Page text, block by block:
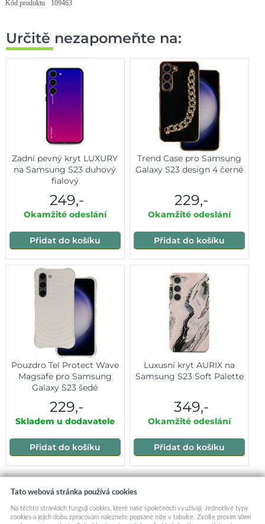
Kód produktu 109463
Určitě nezapomeňte na:
Zadní pevný kryt LUXURY
na Samsung S23 duhový
fialový
249,-
Okamžité odeslání
Přidat do košíku
Trend Case pro Samsung
Galaxy S23 design 4 černé
229,-
Okamžité odeslání
Přidat do košíku
Pouzdro Tel Protect Wave
Magsafe pro Samsung
Galaxy S23 šedé
229,-
Skladem u dodavatele
Přidat do košíku
Luxusní kryt AURIX na
Samsung S23 Soft Palette
349,-
Okamžité odeslání
Přidat do košíku
Mohlo by vás zajímat:
Tato webová stránka používá cookies
Na těchto stránkách fungují cookies, které naše společnosti využívají. Jednotlivé typy
cookies a jejich dobu zpracování naleznete popsané níže v tabulce. Zvolte prosím Vámi